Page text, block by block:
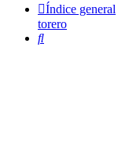
Índice general
torero
Buscar